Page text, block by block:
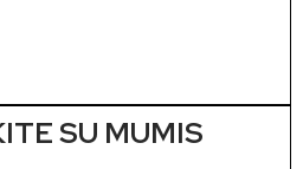
SU MUMIS